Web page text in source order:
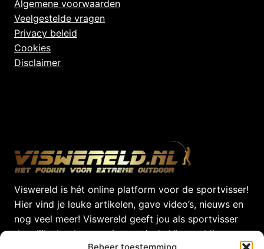
Algemene voorwaarden
Veelgestelde vragen
Privacy beleid
Cookies
Disclaimer
Viswereld is hét online platform voor de sportvisser!
Hier vind je leuke artikelen, gave video’s, nieuws en
nog veel meer! Viswereld geeft jou als sportvisser
dagelijks het laatste nieuws uit de Viswereld!